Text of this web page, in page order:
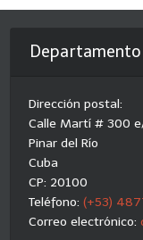
Dirección postal:
Calle Martí # 300
Pinar del Río
Cuba
CP: 20100
Teléfono:(+53)
Correo electrónico: